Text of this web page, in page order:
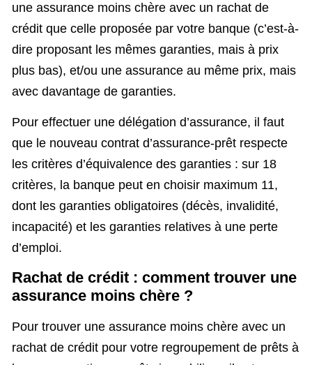
une assurance moins chère avec un rachat de
crédit que celle proposée par votre banque (c’est-à-
dire proposant les mêmes garanties, mais à prix
plus bas), et/ou une assurance au même prix, mais
avec davantage de garanties.
Pour effectuer une délégation d’assurance, il faut
que le nouveau contrat d’assurance-prêt respecte
les critères d’équivalence des garanties : sur 18
critères, la banque peut en choisir maximum 11,
dont les garanties obligatoires (décès, invalidité,
incapacité) et les garanties relatives à une perte
d’emploi.
Rachat de crédit : comment trouver une
assurance moins chère ?
Pour trouver une assurance moins chère avec un
rachat de crédit pour votre regroupement de prêts à